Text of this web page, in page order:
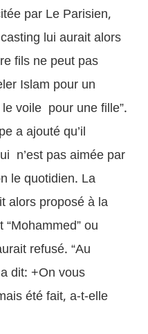
par Le Parisien,
lui aurait alors
fils ne peut pas
Islam pour un
voile pour une fille”.
a ajouté qu’il
n’est pas aimée par
le quotidien. La
alors proposé à la
ou
refusé. “Au
dit: +On vous
été fait, a-t-elle